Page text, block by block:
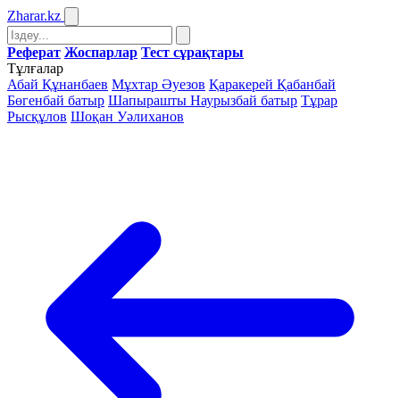
Zharar.kz
Реферат Жоспарлар Тест сұрақтары
Тұлғалар
Абай Құнанбаев Мұхтар Әуезов Қаракерей Қабанбай
Бөгенбай батыр Шапырашты Наурызбай батыр Тұрар
Рысқұлов Шоқан Уәлиханов